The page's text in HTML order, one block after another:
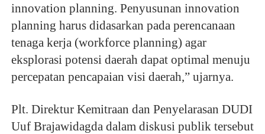
innovation planning. Penyusunan innovation
planning harus didasarkan pada perencanaan
tenaga kerja (workforce planning) agar
eksplorasi potensi daerah dapat optimal menuju
percepatan pencapaian visi daerah,” ujarnya.
Plt. Direktur Kemitraan dan Penyelarasan DUDI
Uuf Brajawidagda dalam diskusi publik tersebut